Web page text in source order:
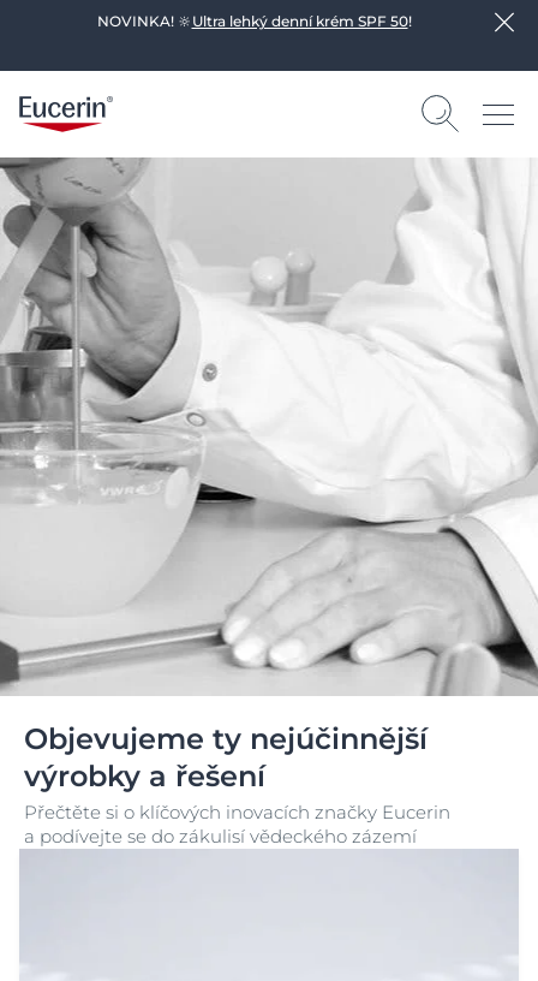
NOVINKA! 🔆 Ultra lehký denní krém SPF 50!
Objevujeme ty nejúčinnější
výrobky a řešení
Přečtěte si o klíčových inovacích značky Eucerin
a podívejte se do zákulisí vědeckého zázemí